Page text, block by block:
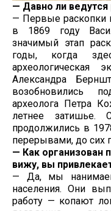
— Давно ли
— Первые раскопки
в 1869 году
значимый этап
годы, когда
археологическая
Александра
возобновились
археолога Петра
летнее затишье.
продолжились в
перерывами, до сих
— Как организован
вижу, вы
— Да, мы
населения. Они
работу — копают